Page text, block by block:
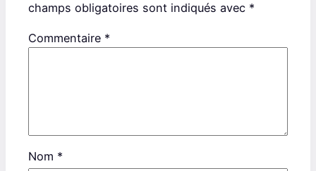
champs obligatoires sont indiqués avec *
Commentaire *
Nom *